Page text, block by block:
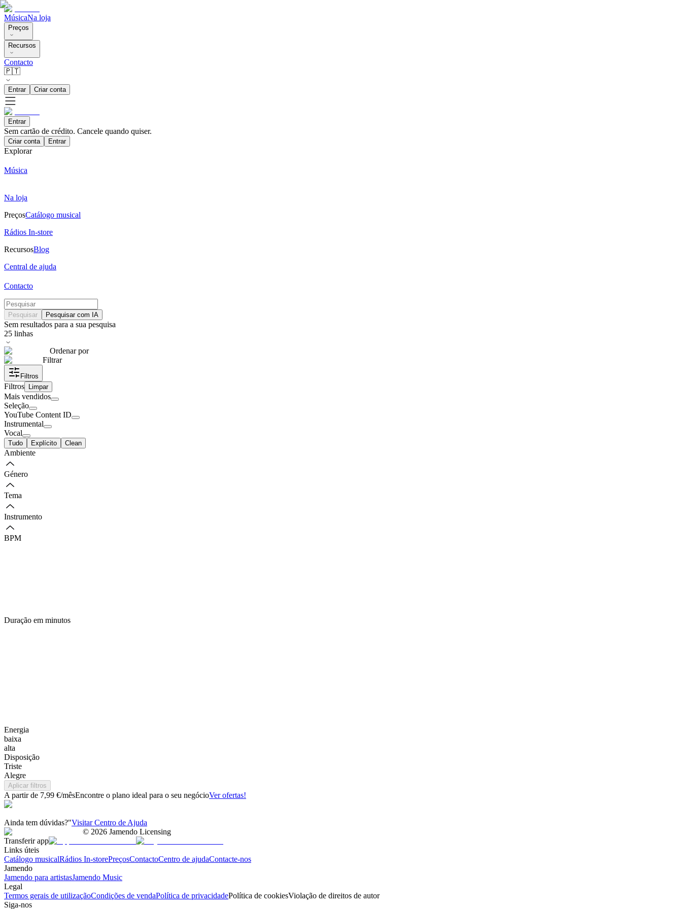
MúsicaNa loja
Preços
Recursos
Contacto
🇵🇹
Entrar Criar conta
Entrar
Sem cartão de crédito. Cancele quando quiser.
Criar conta Entrar
Explorar
Música
Na loja
PreçosCatálogo musical
Rádios In-store
RecursosBlog
Central de ajuda
Contacto
Pesquisar Pesquisar com IA
Sem resultados para a sua pesquisa
25 linhas
Ordenar por
Filtrar
Filtros
Filtros Limpar
Mais vendidos
Seleção
YouTube Content ID
Instrumental
Vocal
Tudo Explícito Clean
Ambiente
Género
Tema
Instrumento
BPM
Duração em minutos
Energia
baixa
alta
Disposição
Triste
Alegre
Aplicar filtros
A partir de 7,99 €/mêsEncontre o plano ideal para o seu negócioVer ofertas!
Ainda tem dúvidas?"Visitar Centro de Ajuda
© 2026 Jamendo Licensing
Transferir app
Links úteis
Catálogo musicalRádios In-storePreçosContactoCentro de ajudaContacte-nos
Jamendo
Jamendo para artistasJamendo Music
Legal
Termos gerais de utilizaçãoCondições de vendaPolítica de privacidadePolítica de cookiesViolação de direitos de autor
Siga-nos